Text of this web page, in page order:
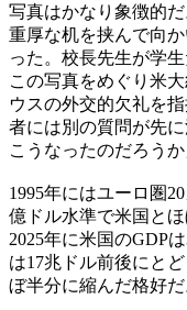
写真はかなり象徴的
重厚な机を挟んで向
った。校長先生が学
この写真をめぐり米
ウスの外交的欠礼を
者には別の質問が先
こうなったのだろうか
1995年にはユーロ圏
億ドル水準で米国と
2025年に米国のGDP
は17兆ドル前後にと
ぼ半分に縮んだ格好だ